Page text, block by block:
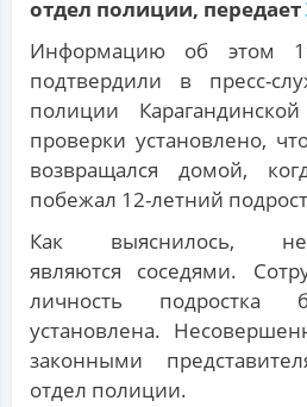
отдел полиции, передает
Информацию об этом
подтвердили в пресс-
полиции
проверки установлено,
возвращался домой,
побежал 12-летний
Как выяснилось,
являются соседями.
личность подростка
установлена.
законными
отдел полиции.